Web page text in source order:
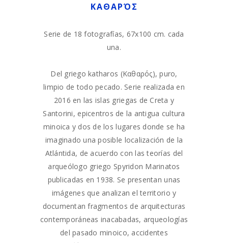
KΑΘΑΡΌΣ
Serie de 18 fotografías, 67x100 cm. cada
una.
Del griego katharos (Kαθαρός), puro,
limpio de todo pecado. Serie realizada en
2016 en las islas griegas de Creta y
Santorini, epicentros de la antigua cultura
minoica y dos de los lugares donde se ha
imaginado una posible localización de la
Atlántida, de acuerdo con las teorías del
arqueólogo griego Spyridon Marinatos
publicadas en 1938. Se presentan unas
imágenes que analizan el territorio y
documentan fragmentos de arquitecturas
contemporáneas inacabadas, arqueologías
del pasado minoico, accidentes